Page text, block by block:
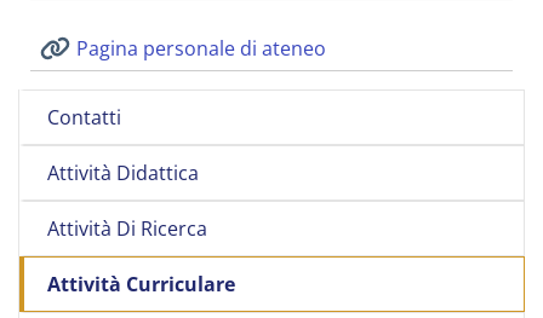
Contatti
Attività Didattica
Attività Di Ricerca
Attività Curriculare
Pagina personale di ateneo